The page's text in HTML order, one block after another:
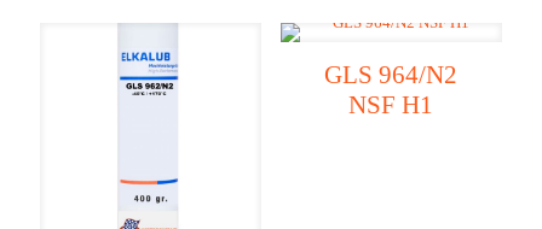
GLS 964/N2
NSF H1